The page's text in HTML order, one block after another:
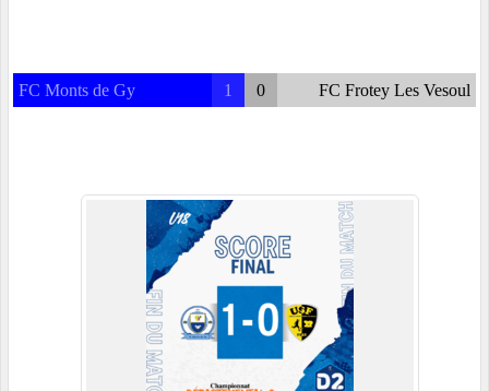
FC Monts de Gy 1 0 FC Frotey Les Vesoul